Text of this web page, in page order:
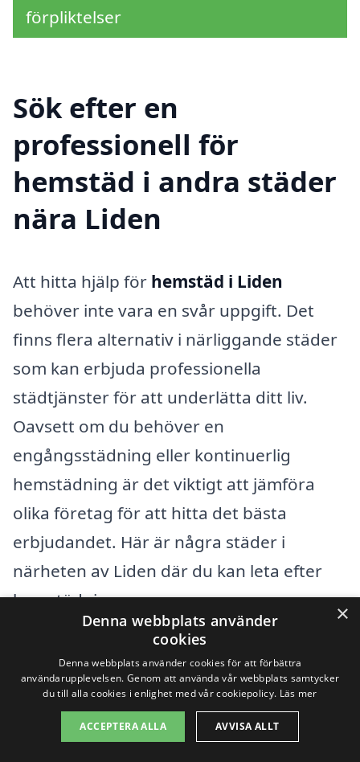
förpliktelser
Sök efter en
professionell för
hemstäd i andra städer
nära Liden
Att hitta hjälp för hemstäd i Liden
behöver inte vara en svår uppgift. Det
finns flera alternativ i närliggande städer
som kan erbjuda professionella
städtjänster för att underlätta ditt liv.
Oavsett om du behöver en
engångsstädning eller kontinuerlig
hemstädning är det viktigt att jämföra
olika företag för att hitta det bästa
erbjudandet. Här är några städer i
närheten av Liden där du kan leta efter
hemstädning:
Sundsvall
Njurunda
×
Denna webbplats använder
cookies
Denna webbplats använder cookies för att förbättra
användarupplevelsen. Genom att använda vår webbplats samtycker
du till alla cookies i enlighet med vår cookiepolicy. Läs mer
ACCEPTERA ALLA AVVISA ALLT